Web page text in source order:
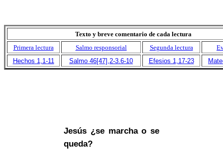
Texto y breve comentario de cada lectura
Primera lectura
Salmo responsorial Segunda lectura
Hechos 1,1-11
Salmo 46[47],2-3.6-10 Efesios 1,17-23
Jesús ¿se marcha o se
queda?